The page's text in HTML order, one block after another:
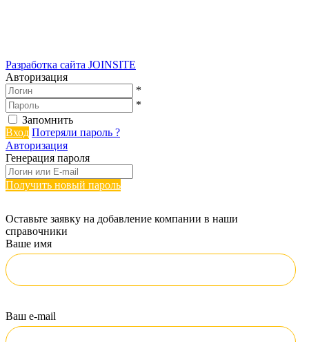
Разработка сайта JOINSITE
Авторизация
*
*
Запомнить
Вход Потеряли пароль ?
Авторизация
Генерация пароля
Получить новый пароль
Оставьте заявку на добавление компании в наши
справочники
Ваше имя
Ваш e-mail